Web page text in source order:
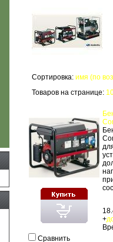
Сортировка: имя (по
Товаров на странице:
+
Сравнить